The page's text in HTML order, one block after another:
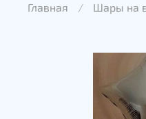
Главная Шары на